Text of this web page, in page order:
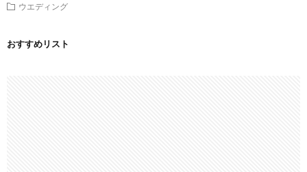
ウエディング
おすすめリスト